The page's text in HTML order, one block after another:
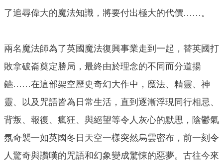
了追尋偉大的魔法知識，將要付出極大的代價……。
兩名魔法師為了英國魔法復興事業走到一起，替英國打
敗拿破崙奠定勝局，最終由於理念的不同而分道揚
鑣……在這部架空歷史奇幻大作中，魔法、精靈、神
靈、以及咒語皆為日常生活，直到逐漸浮現同行相忌、
背叛、報復、瘋狂、與絕望等令人灰心的默思，陰鬱氣
氛奇襲一如英國冬日天空一樣突然烏雲密布，前一刻令
人驚奇與讚嘆的咒語和幻象變成驚悚的惡夢。古往今來